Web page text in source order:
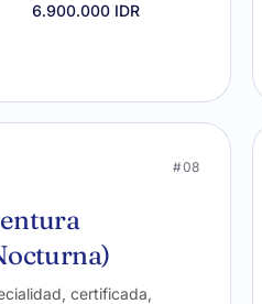
6.900.000 IDR
#08
certificada,